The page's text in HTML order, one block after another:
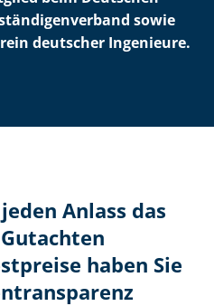
sowie
deutscher Ingenieure.
Anlass das
haben Sie